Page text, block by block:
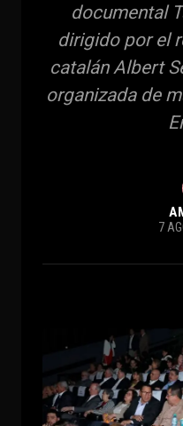
documental
dirigido por el
catalán Albert
organizada de
7